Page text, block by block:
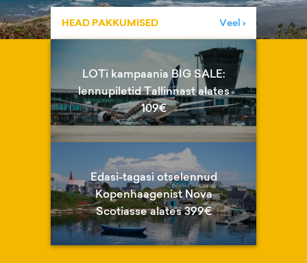
HEAD PAKKUMISED Veel ›
LOTi kampaania BIG SALE:
lennupiletid Tallinnast alates
109€
Edasi-tagasi otselennud
Kopenhaagenist Nova
Scotiasse alates 399€